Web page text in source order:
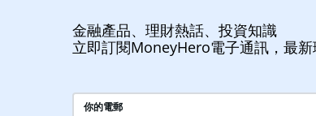
金融產品、理財熱話、投資知識
立即訂閱MoneyHero電子通訊，最